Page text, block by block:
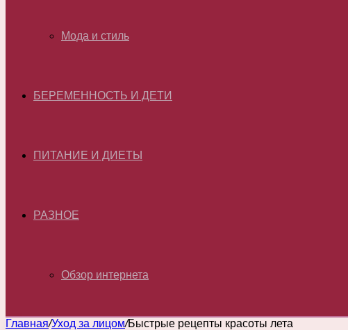
Мода и стиль
БЕРЕМЕННОСТЬ И ДЕТИ
ПИТАНИЕ И ДИЕТЫ
РАЗНОЕ
Обзор интернета
Главная/Уход за лицом/Быстрые рецепты красоты лета